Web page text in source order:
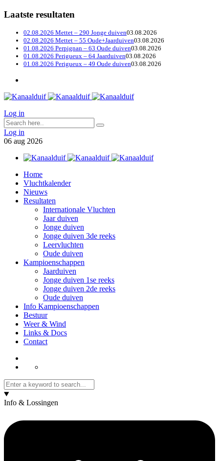
Laatste resultaten
02.08.2026 Mettet – 290 Jonge duiven03.08.2026
02.08.2026 Mettet – 55 Oude+Jaarduiven03.08.2026
01.08.2026 Perpignan – 63 Oude duiven03.08.2026
01.08.2026 Perigueux – 64 Jaarduiven03.08.2026
01.08.2026 Perigueux – 49 Oude duiven03.08.2026
Log in
Log in
06 aug 2026
Home
Vluchtkalender
Nieuws
Resultaten
Internationale Vluchten
Jaar duiven
Jonge duiven
Jonge duiven 3de reeks
Leervluchten
Oude duiven
Kampioenschappen
Jaarduiven
Jonge duiven 1se reeks
Jonge duiven 2de reeks
Oude duiven
Info Kampioenschappen
Bestuur
Weer & Wind
Links & Docs
Contact
Info & Lossingen